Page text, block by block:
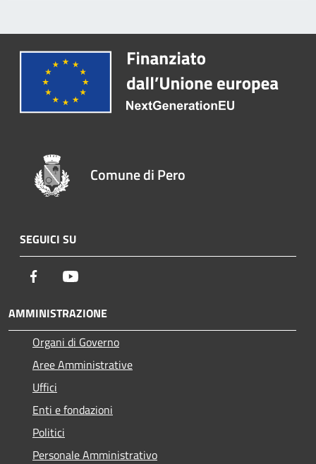
Comune di Pero
SEGUICI SU
Facebook
AMMINISTRAZIONE
Organi di Governo
Aree Amministrative
Uffici
Enti e fondazioni
Politici
Personale Amministrativo